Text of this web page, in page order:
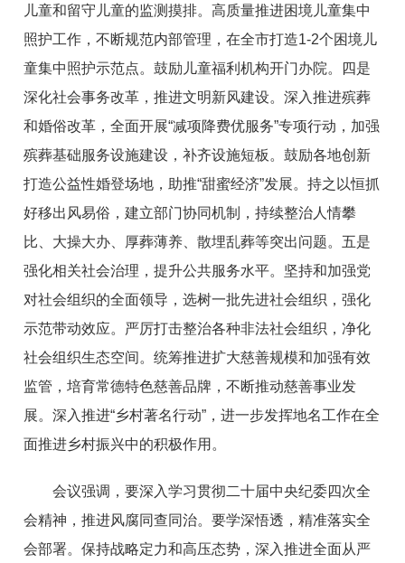
儿童和留守儿童的监测摸排。高质量推进困境儿童集中
照护工作，不断规范内部管理，在全市打造1-2个困境儿
童集中照护示范点。鼓励儿童福利机构开门办院。四是
深化社会事务改革，推进文明新风建设。深入推进殡葬
和婚俗改革，全面开展“减项降费优服务”专项行动，加强
殡葬基础服务设施建设，补齐设施短板。鼓励各地创新
打造公益性婚登场地，助推“甜蜜经济”发展。持之以恒抓
好移出风易俗，建立部门协同机制，持续整治人情攀
比、大操大办、厚葬薄养、散埋乱葬等突出问题。五是
强化相关社会治理，提升公共服务水平。坚持和加强党
对社会组织的全面领导，选树一批先进社会组织，强化
示范带动效应。严厉打击整治各种非法社会组织，净化
社会组织生态空间。统筹推进扩大慈善规模和加强有效
监管，培育常德特色慈善品牌，不断推动慈善事业发
展。深入推进“乡村著名行动”，进一步发挥地名工作在全
面推进乡村振兴中的积极作用。
会议强调，要深入学习贯彻二十届中央纪委四次全
会精神，推进风腐同查同治。要学深悟透，精准落实全
会部署。保持战略定力和高压态势，深入推进全面从严